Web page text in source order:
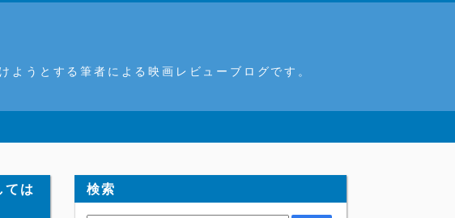
うとする筆者による映画レビューブログです。
ては
検索